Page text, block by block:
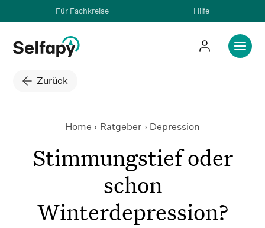
Für Fachkreise Hilfe
Zurück
Home Ratgeber Depression
Stimmungstief oder schon
Stimmungstief oder
schon
Winterdepression?